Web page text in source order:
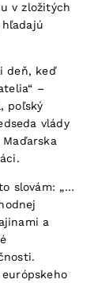
v zložitých
deň, keď
–
poľský
vlády
slovám: „…
a